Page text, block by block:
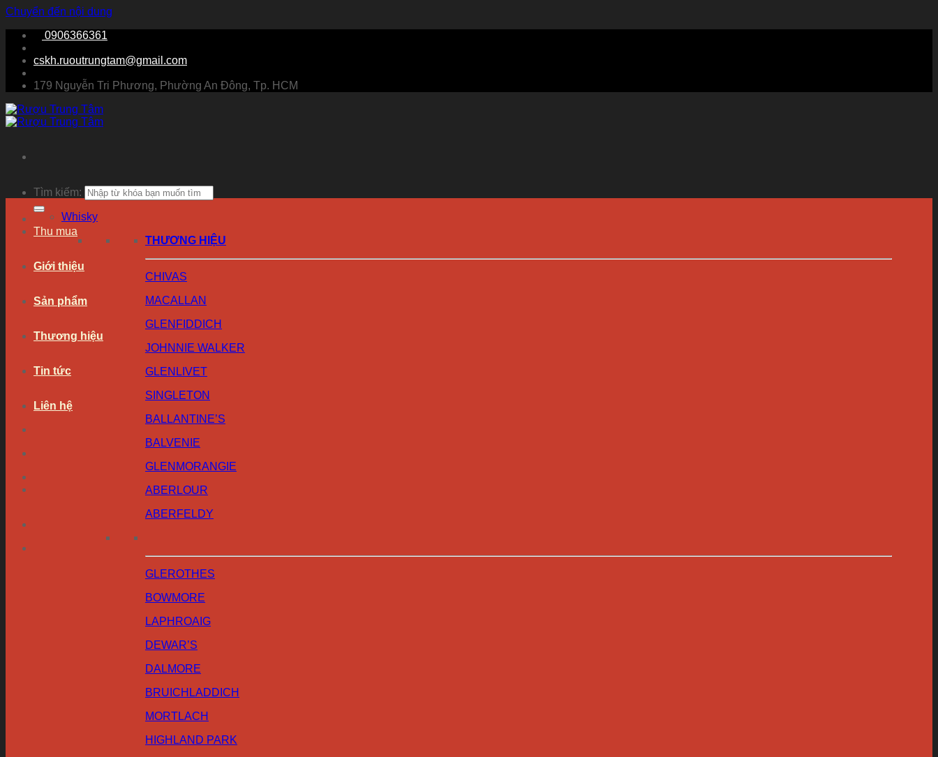
Chuyển đến nội dung
0906366361
cskh.ruoutrungtam@gmail.com
179 Nguyễn Tri Phương, Phường An Đông, Tp. HCM
Tìm kiếm:
Thu mua
Giới thiệu
Sản phẩm
Thương hiệu
Tin tức
Liên hệ
Whisky
THƯƠNG HIỆU
CHIVAS
MACALLAN
GLENFIDDICH
JOHNNIE WALKER
GLENLIVET
SINGLETON
BALLANTINE’S
BALVENIE
GLENMORANGIE
ABERLOUR
ABERFELDY
GLEROTHES
BOWMORE
LAPHROAIG
DEWAR’S
DALMORE
BRUICHLADDICH
MORTLACH
HIGHLAND PARK